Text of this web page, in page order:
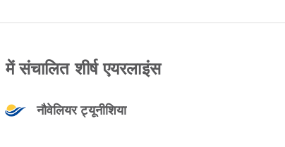
शीर्ष एयरलाइंस
नौवेलियर ट्यूनीशिया